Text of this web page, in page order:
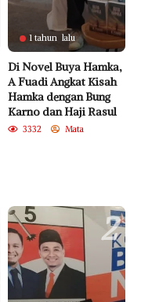
1 tahun lalu
Di Novel Buya Hamka,
A Fuadi Angkat Kisah
Hamka dengan Bung
Karno dan Haji Rasul
3332 Mata
2